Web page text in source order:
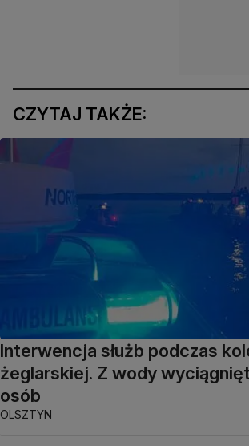
CZYTAJ TAKŻE:
Interwencja służb podczas
żeglarskiej. Z wody
osób
OLSZTYN